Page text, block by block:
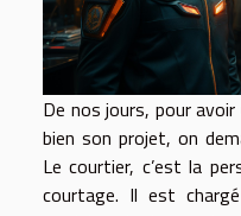
De nos jours, pour
bien son projet, on
Le courtier, c’est la
courtage. Il est